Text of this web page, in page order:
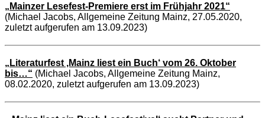
„Mainzer Lesefest-Premiere erst im Frühjahr 2021“
(Michael Jacobs, Allgemeine Zeitung Mainz, 27.05.2020,
zuletzt aufgerufen am 13.09.2023)
„Literaturfest ‚Mainz liest ein Buch‘ vom 26. Oktober
bis…“ (Michael Jacobs, Allgemeine Zeitung Mainz,
08.02.2020, zuletzt aufgerufen am 13.09.2023)